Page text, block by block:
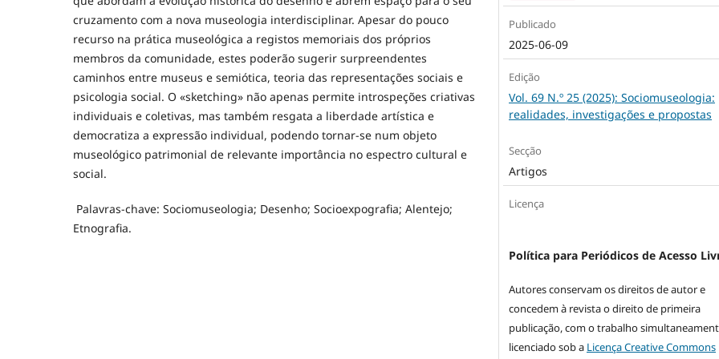
cruzamento com a nova museologia interdisciplinar. Apesar do pouco
recurso na prática museológica a registos memoriais dos próprios
membros da comunidade, estes poderão sugerir surpreendentes
caminhos entre museus e semiótica, teoria das representações sociais e
psicologia social. O «sketching» não apenas permite introspeções criativas
individuais e coletivas, mas também resgata a liberdade artística e
democratiza a expressão individual, podendo tornar-se num objeto
museológico patrimonial de relevante importância no espectro cultural e
social.
Palavras-chave: Sociomuseologia; Desenho; Socioexpografia; Alentejo;
Etnografia.
Publicado
2025-06-09
Edição
Vol. 69 N.º 25 (2025): Sociomuseologia:
realidades, investigações e propostas
Secção
Artigos
Licença
Política para Periódicos de Acesso
Autores conservam os direitos de autor e
concedem à revista o direito de primeira
publicação, com o trabalho
licenciado sob a Licença Creative Commons